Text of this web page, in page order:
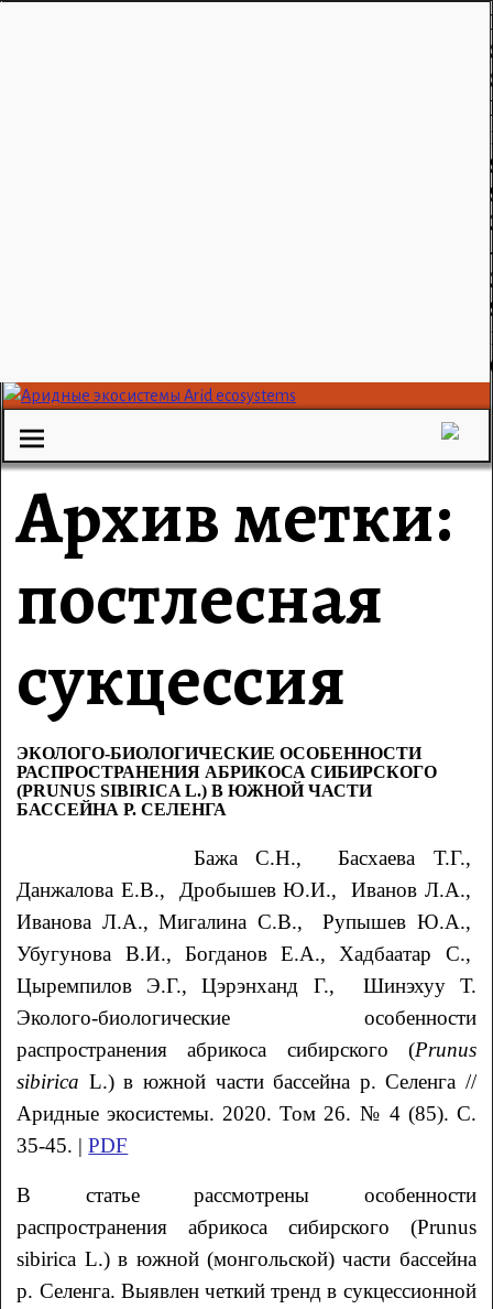
Архив метки:
постлесная
сукцессия
ЭКОЛОГО-БИОЛОГИЧЕСКИЕ ОСОБЕННОСТИ
РАСПРОСТРАНЕНИЯ АБРИКОСА СИБИРСКОГО
(PRUNUS SIBIRICA L.) В ЮЖНОЙ ЧАСТИ
БАССЕЙНА Р. СЕЛЕНГА
Бажа С.Н., Басхаева Т.Г.,
Данжалова Е.В., Дробышев Ю.И., Иванов Л.А.,
Иванова Л.А., Мигалина С.В., Рупышев Ю.А.,
Убугунова В.И., Богданов Е.А., Хадбаатар С.,
Цыремпилов Э.Г., Цэрэнханд Г., Шинэхуу Т.
Эколого-биологические особенности
распространения абрикоса сибирского (Prunus
sibirica L.) в южной части бассейна р. Селенга //
Аридные экосистемы. 2020. Том 26. № 4 (85). С.
35-45. |PDF
В статье рассмотрены особенности
распространения абрикоса сибирского (Prunus
sibirica L.) в южной (монгольской) части бассейна
р. Селенга. Выявлен четкий тренд в сукцессионной